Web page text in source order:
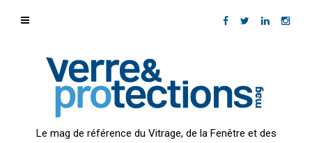
Le mag de référence du Vitrage, de la Fenêtre et des